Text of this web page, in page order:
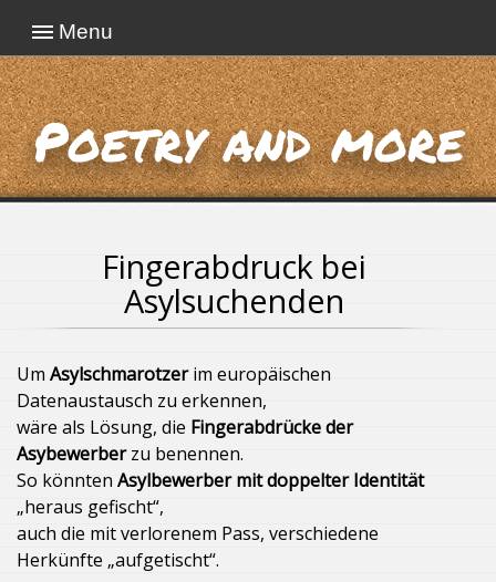
Menu
Poetry and more
Fingerabdruck bei
Asylsuchenden
UmAsylschmarotzerim europäischen
Datenaustausch zu erkennen,
wäre als Lösung, die Fingerabdrücke der
Asybewerberzu benennen.
So könnten Asylbewerber mit doppelter Identität
„heraus gefischt“,
auch die mit verlorenem Pass, verschiedene
Herkünfte „aufgetischt“.